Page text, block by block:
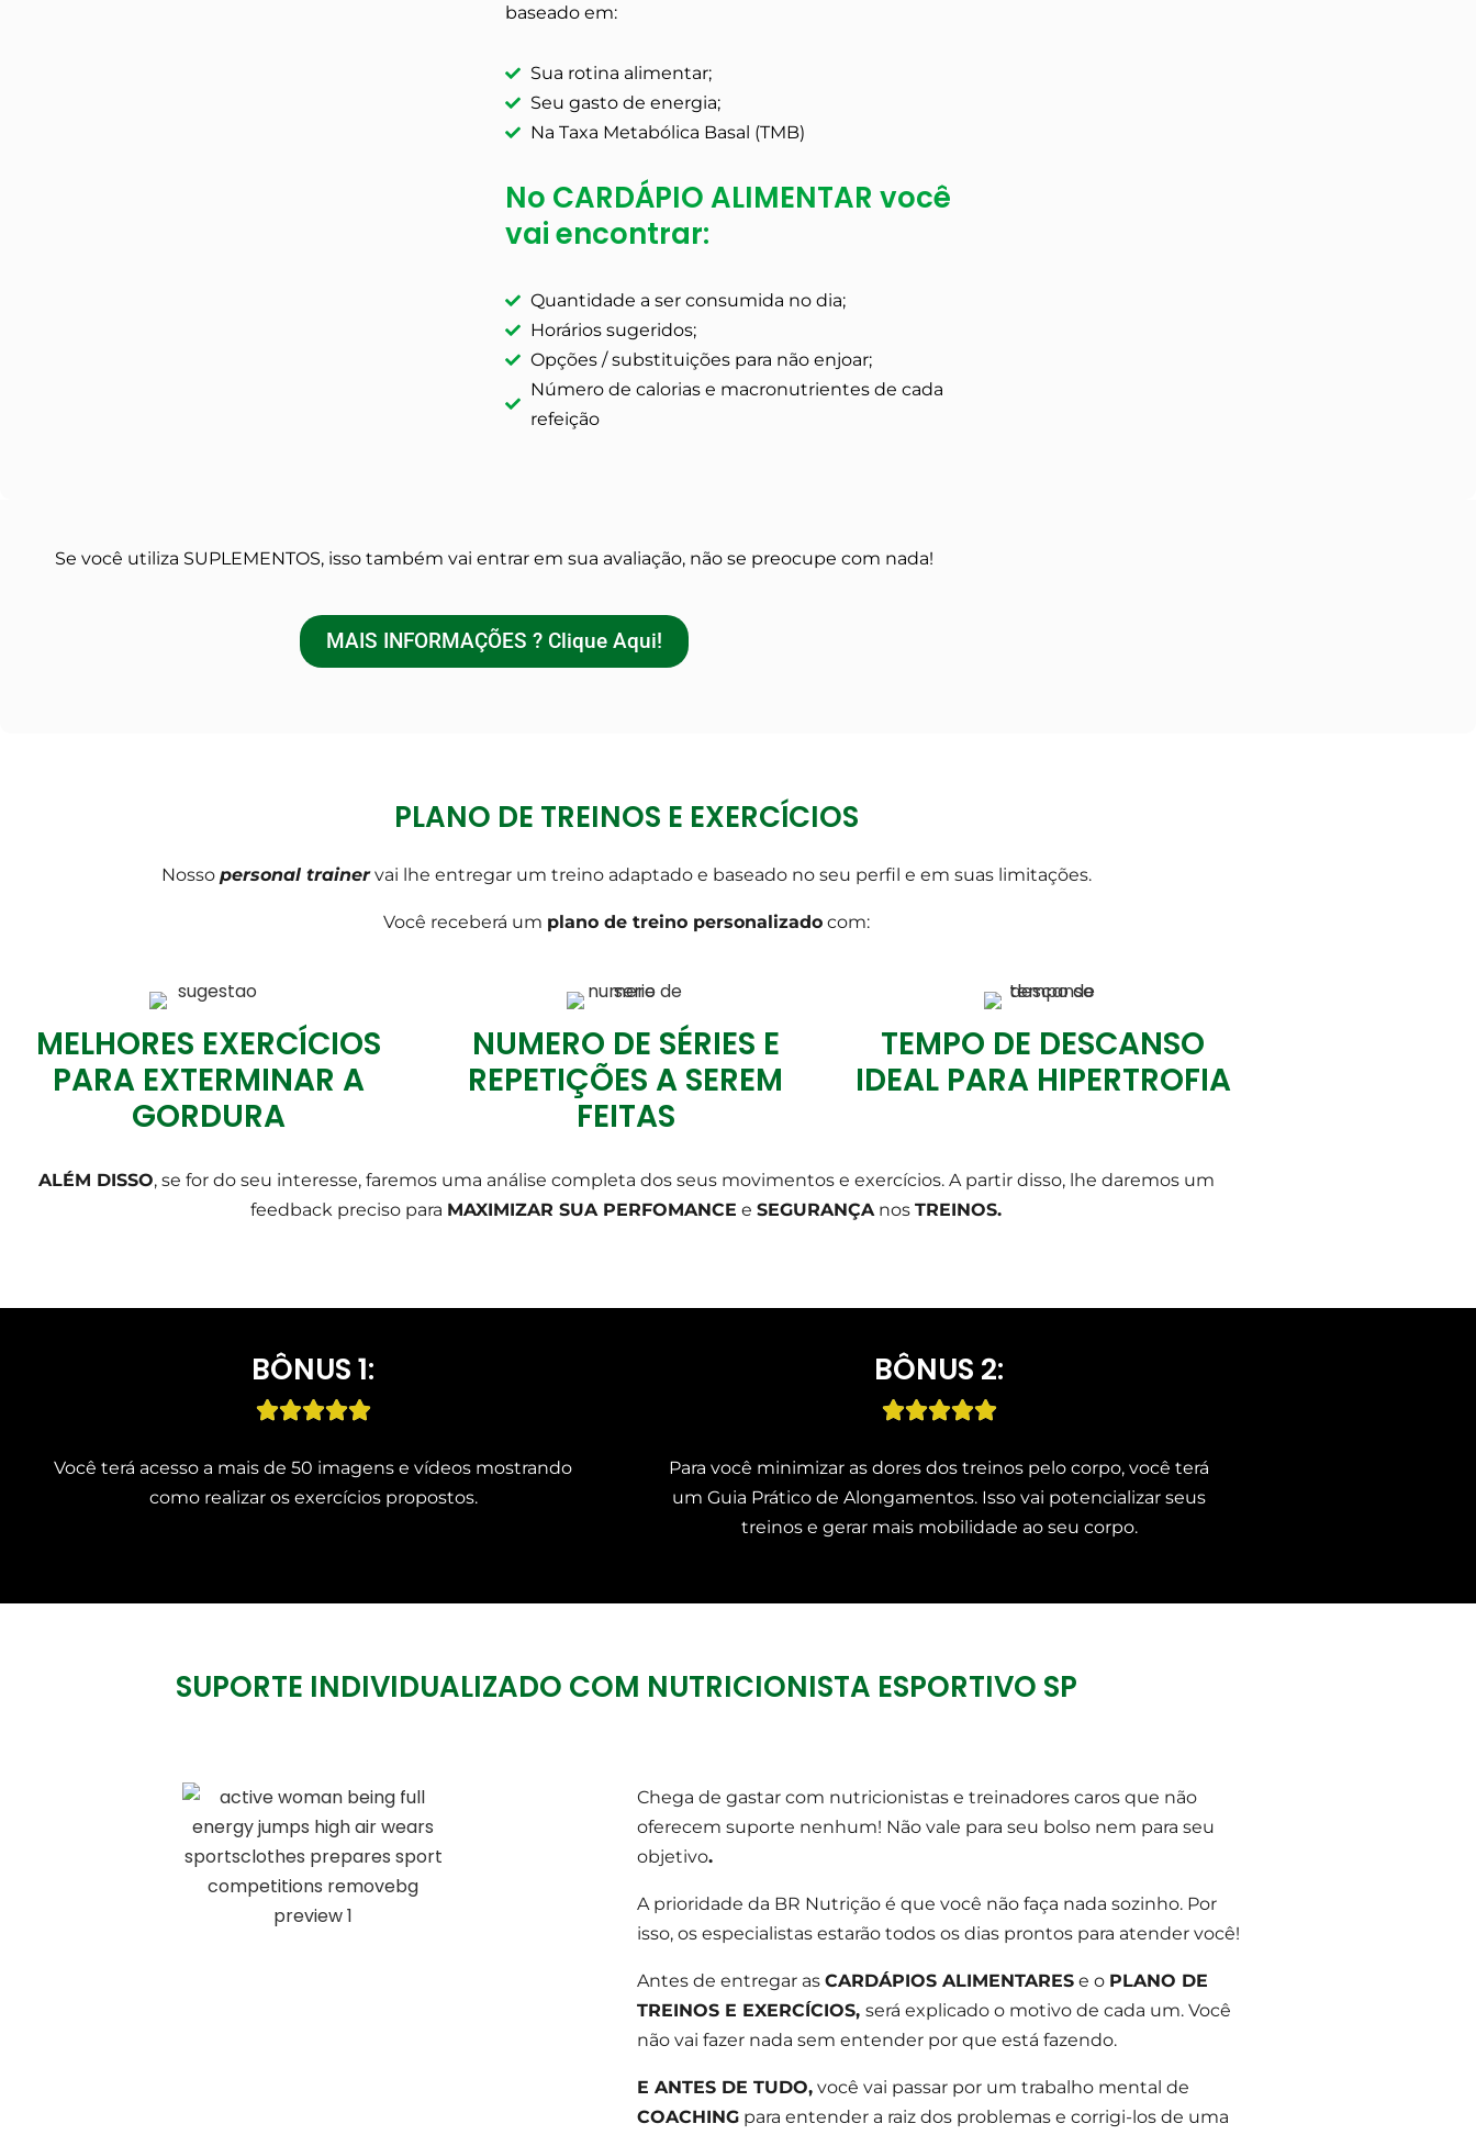
baseado em:
Sua rotina alimentar;
Seu gasto de energia;
Na Taxa Metabólica Basal (TMB)
No CARDÁPIO ALIMENTAR você
vai encontrar:
Quantidade a ser consumida no dia;
Horários sugeridos;
Opções / substituições para não enjoar;
Número de calorias e macronutrientes de cada
refeição
Se você utiliza SUPLEMENTOS, isso também vai entrar em sua avaliação, não se preocupe com nada!
MAIS INFORMAÇÕES ? Clique Aqui!
PLANO DE TREINOS E EXERCÍCIOS
Nosso personal trainervai lhe entregar um treino adaptado e baseado no seu perfil e em suas limitações.
Você receberá um plano de treino personalizadocom:
MELHORES EXERCÍCIOS
PARA EXTERMINAR A
GORDURA
NUMERO DE SÉRIES E
REPETIÇÕES A SEREM
FEITAS
TEMPO DE DESCANSO
IDEAL PARA HIPERTROFIA
ALÉM DISSO, se for do seu interesse, faremos uma análise completa dos seus movimentos e exercícios. A partir disso, lhe daremos um
feedback preciso para MAXIMIZAR SUA PERFOMANCE e SEGURANÇAnos TREINOS.
BÔNUS 1:

Você terá acesso a mais de 50 imagens e vídeos mostrando
como realizar os exercícios propostos.
BÔNUS 2:

Para você minimizar as dores dos treinos pelo corpo, você terá
um Guia Prático de Alongamentos. Isso vai potencializar seus
treinos e gerar mais mobilidade ao seu corpo.
SUPORTE INDIVIDUALIZADO COM NUTRICIONISTA ESPORTIVO SP
Chega de gastar com nutricionistas e treinadores caros que não
oferecem suporte nenhum! Não vale para seu bolso nem para seu
objetivo.
A prioridade da BR Nutrição é que você não faça nada sozinho. Por
isso, os especialistas estarão todos os dias prontos para atender você!
Antes de entregar as CARDÁPIOS ALIMENTARES e o PLANO DE
TREINOS E EXERCÍCIOS, será explicado o motivo de cada um. Você
não vai fazer nada sem entender por que está fazendo.
E ANTES DE TUDO, você vai passar por um trabalho mental de
COACHING para entender a raiz dos problemas e corrigi-los de uma